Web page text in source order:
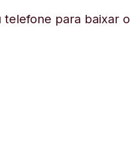
telefone para baixar o